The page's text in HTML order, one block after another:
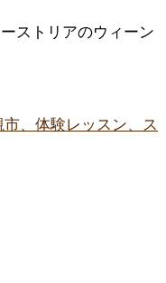
ストリアのウィーン
市、体験レッスン、ス